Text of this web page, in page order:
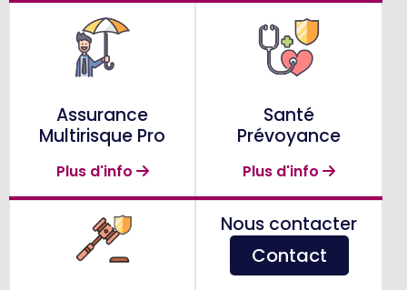
Assurance
Multirisque Pro
Plus d'info
Santé
Prévoyance
Plus d'info
Nous contacter
Contact